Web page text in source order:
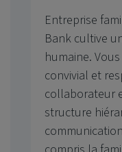
Entreprise
Bank cultive
humaine.
convivial et
collaborateur
structure